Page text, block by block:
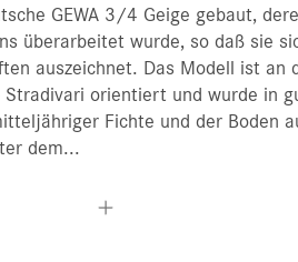
GEWA 3/4 Geige gebaut,
überarbeitet wurde, so daß sie
auszeichnet. Das Modell ist an
Stradivari orientiert und wurde in
Fichte und der Boden
dem...